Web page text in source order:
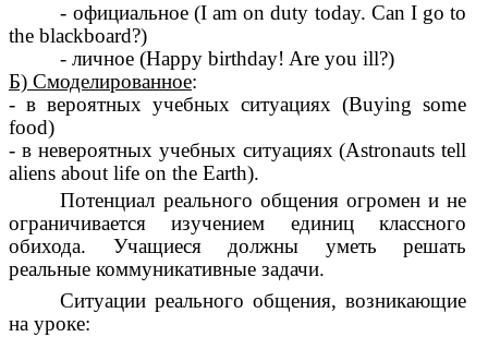
- официальное (I am on duty today. Can I go to
the blackboard?)
- личное (Happy birthday! Are you ill?)
Б) Смоделированное:
- в вероятных учебных ситуациях (Buying some
food)
- в невероятных учебных ситуациях (Astronauts tell
aliens about life on the Earth).
Потенциал реального общения огромен и не
ограничивается изучением единиц классного
обихода. Учащиеся должны уметь решать
реальные коммуникативные задачи.
Ситуации реального общения, возникающие
на уроке: